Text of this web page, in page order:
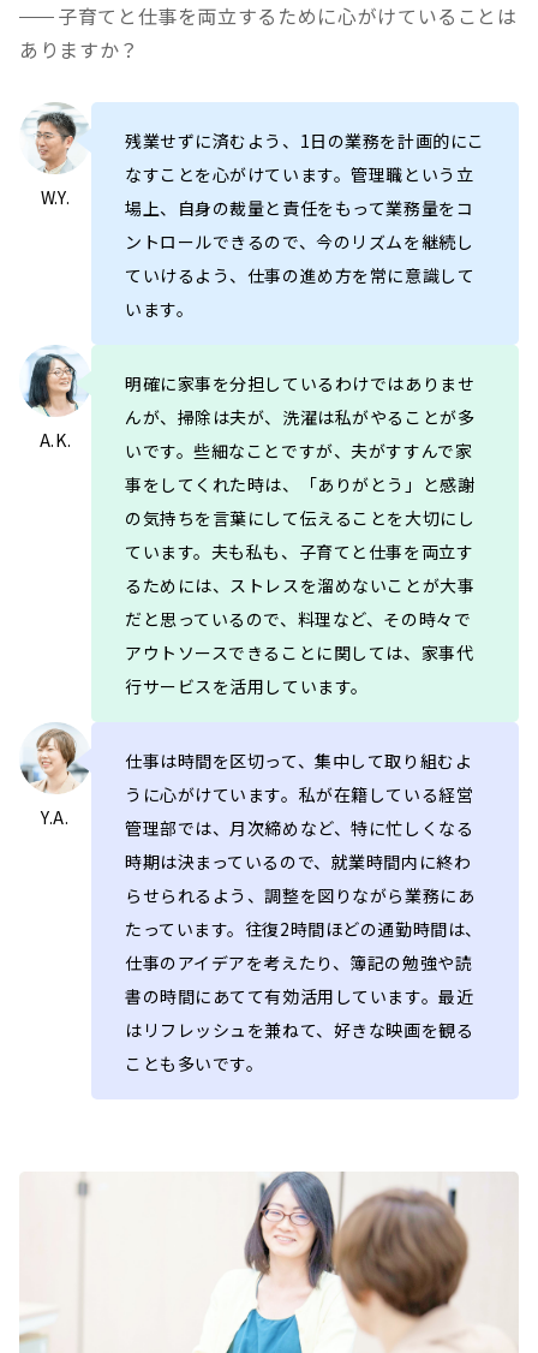
子育てと仕事を両立するために心がけていることは
ありますか？
W.Y.
残業せずに済むよう、1日の業務を計画的にこ
なすことを心がけています。管理職という立
場上、自身の裁量と責任をもって業務量をコ
ントロールできるので、今のリズムを継続し
ていけるよう、仕事の進め方を常に意識して
います。
A.K.
明確に家事を分担しているわけではありませ
んが、掃除は夫が、洗濯は私がやることが多
いです。些細なことですが、夫がすすんで家
事をしてくれた時は、「ありがとう」と感謝
の気持ちを言葉にして伝えることを大切にし
ています。夫も私も、子育てと仕事を両立す
るためには、ストレスを溜めないことが大事
だと思っているので、料理など、その時々で
アウトソースできることに関しては、家事代
行サービスを活用しています。
Y.A.
仕事は時間を区切って、集中して取り組むよ
うに心がけています。私が在籍している経営
管理部では、月次締めなど、特に忙しくなる
時期は決まっているので、就業時間内に終わ
らせられるよう、調整を図りながら業務にあ
たっています。往復2時間ほどの通勤時間は、
仕事のアイデアを考えたり、簿記の勉強や読
書の時間にあてて有効活用しています。最近
はリフレッシュを兼ねて、好きな映画を観る
ことも多いです。